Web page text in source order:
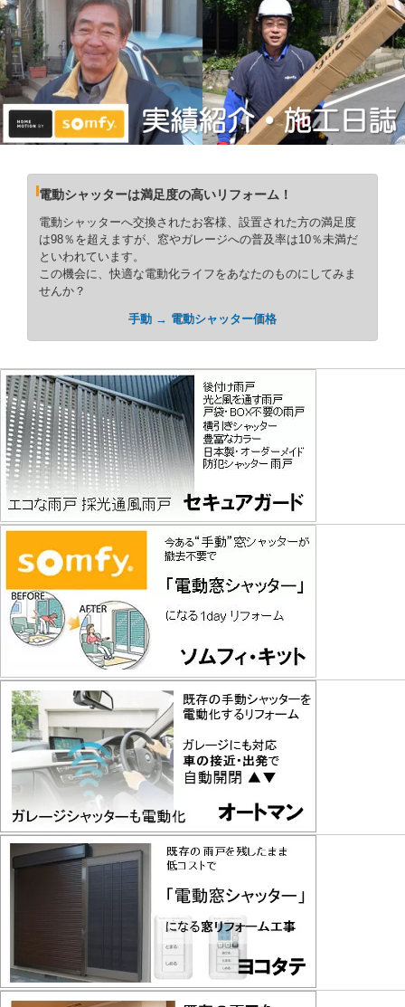
電動シャッターは満足度の高いリフォーム！
電動シャッターへ交換されたお客様、設置された方の満足度
は98％を超えますが、窓やガレージへの普及率は10％未満だ
といわれています。
この機会に、快適な電動化ライフをあなたのものにしてみま
せんか？
手動 → 電動シャッター価格